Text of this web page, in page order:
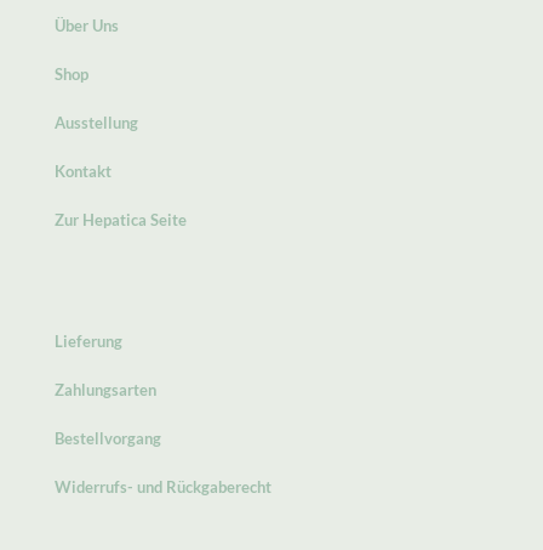
Über Uns
Shop
Ausstellung
Kontakt
Zur Hepatica Seite
Lieferung
Zahlungsarten
Bestellvorgang
Widerrufs- und Rückgaberecht